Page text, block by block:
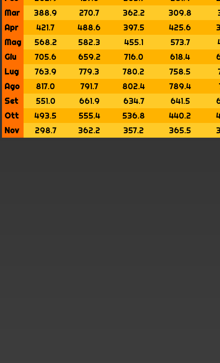
Mar
388.9 270.7 362.2 309.8
Apr
421.7 488.6 397.5 425.6
Mag
568.2 582.3 455.1 573.7
Giu
705.6 659.2 716.0 618.4
Lug
763.9 779.3 780.2 758.5
Ago
817.0 791.7 802.4 789.4
Set
551.0 661.9 634.7 641.5
Ott
493.5 555.4 536.8 440.2
Nov
298.7 362.2 357.2 365.5